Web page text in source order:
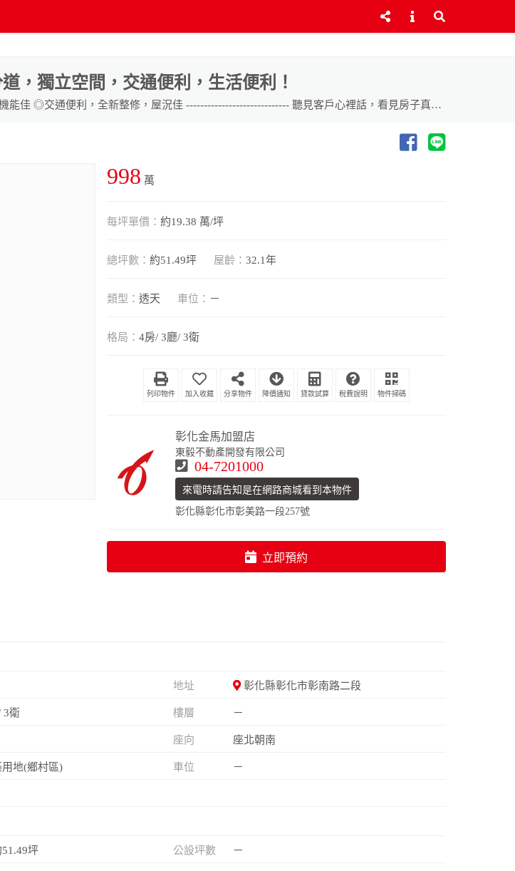
，獨立空間，交通便利，生活便利！
物件特色： ◎專屬車位，獨立空間 ◎社區型人車分道安全 ◎㊣大竹商圈，生活機能佳 ◎交通便利，全新整修，屋況佳 ----------------------------- 聽見客戶心裡話，看見房子真價值 貨比三家不吃虧 ~ 來電詢問更清楚 趕快拿起電話~專線 (04)720-1000 歡迎~~賞屋~~鑑價~~加入我們！
998 萬
每坪單價： 約19.38 萬/坪
總坪數： 約51.49坪 屋齡： 32.1年
類型： 透天 車位： －
格局： 4房/ 3廳/ 3衛
列印物件 分享物件 降價通知 貸款試算 稅費說明 物件掃碼
彰化金馬加盟店
東毅不動產開發有限公司
04-7201000
來電時請告知是在網路商城看到本物件
彰化縣彰化市彰美路一段257號
立即預約
地址 彰化縣彰化市彰南路二段
3衛 樓層 －
座向 座北朝南
地(鄉村區) 車位 －
51.49坪 公設坪數 －